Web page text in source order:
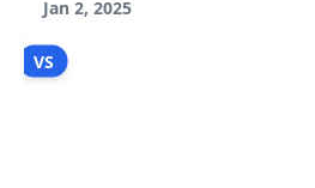
la batterie, les fonctionnalités,
Jan 2, 2025
VS